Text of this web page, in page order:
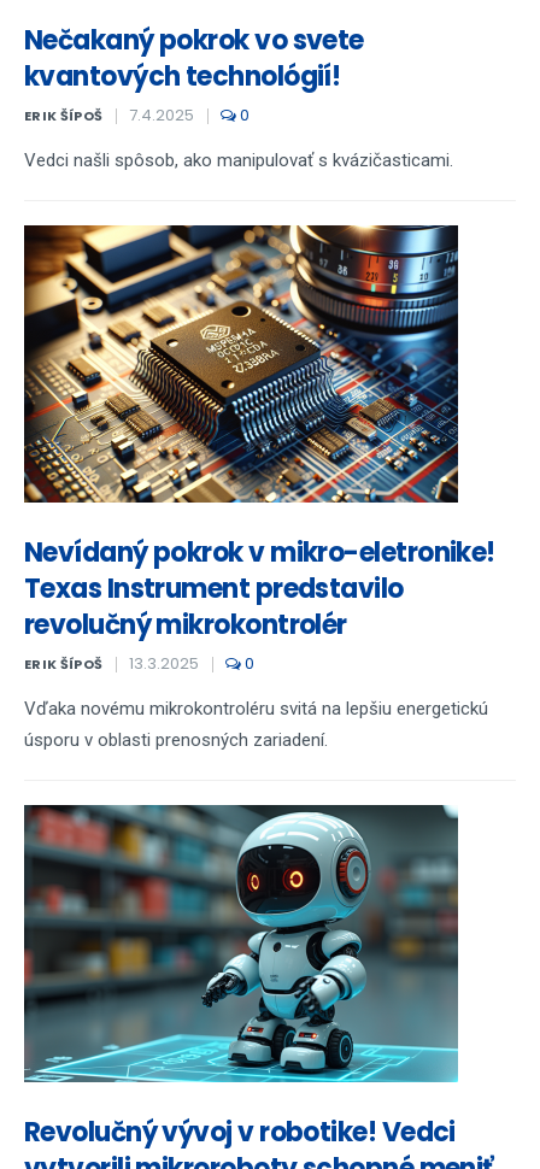
Nečakaný pokrok vo svete
kvantových technológií!
ERIK ŠÍPOŠ 7.4.2025 0
Vedci našli spôsob, ako manipulovať s kvázičasticami.
Nevídaný pokrok v mikro-eletronike!
Texas Instrument predstavilo
revolučný mikrokontrolér
ERIK ŠÍPOŠ 13.3.2025 0
Vďaka novému mikrokontroléru svitá na lepšiu energetickú
úsporu v oblasti prenosných zariadení.
Revolučný vývoj v robotike! Vedci